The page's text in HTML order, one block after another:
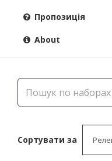
Пропозиція
About
Сортувати за